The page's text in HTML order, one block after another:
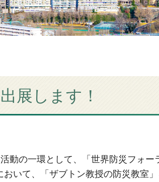
展します！
動の一環として、「世界防災フォー
おいて、「ザブトン教授の防災教室」